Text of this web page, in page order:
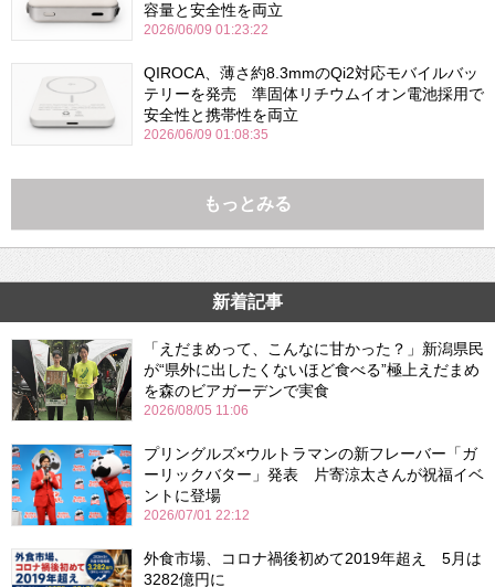
容量と安全性を両立
2026/06/09 01:23:22
QIROCA、薄さ約8.3mmのQi2対応モバイルバッ
テリーを発売 準固体リチウムイオン電池採用で
安全性と携帯性を両立
2026/06/09 01:08:35
もっとみる
新着記事
「えだまめって、こんなに甘かった？」新潟県民
が“県外に出したくないほど食べる”極上えだまめ
を森のビアガーデンで実食
2026/08/05 11:06
プリングルズ×ウルトラマンの新フレーバー「ガ
ーリックバター」発表 片寄涼太さんが祝福イベ
ントに登場
2026/07/01 22:12
外食市場、コロナ禍後初めて2019年超え 5月は
3282億円に